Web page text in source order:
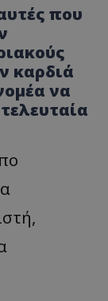
που
καρδιά
να